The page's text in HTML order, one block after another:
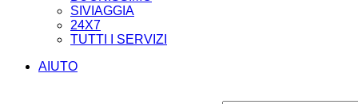
SIVIAGGIA
24X7
TUTTI I SERVIZI
AIUTO